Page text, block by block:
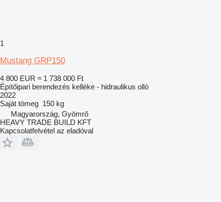
1
Mustang GRP150
4 800 EUR ≈ 1 738 000 Ft
Építőipari berendezés kelléke - hidraulikus olló
2022
Saját tömeg 150 kg
Magyarország, Gyömrő
HEAVY TRADE BUILD KFT
Kapcsolatfelvétel az eladóval